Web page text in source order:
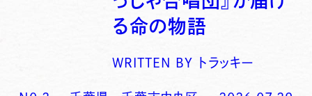
る命の物語
WRITTEN BY トラッキー